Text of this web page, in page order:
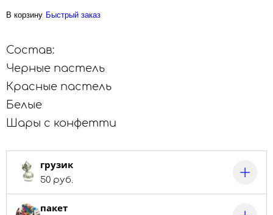
В корзину Быстрый заказ
Состав:
Черные пастель
Красные пастель
Белые
Шары с конфетти
грузик
50 руб.
пакет